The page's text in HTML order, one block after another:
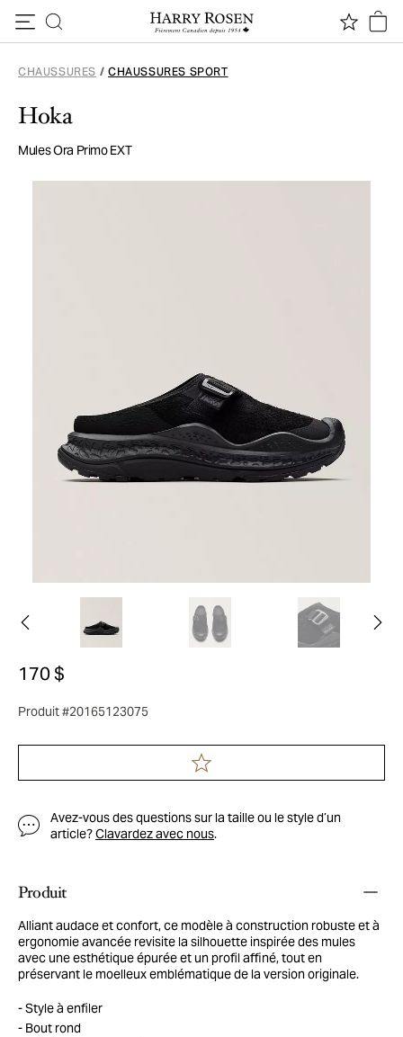
CHAUSSURES / CHAUSSURES SPORT
Hoka
Mules Ora Primo EXT
170 $
Produit #20165123075
Avez-vous des questions sur la taille ou le style d’un
article?Clavardez avec nous.
Produit
Alliant audace et confort, ce modèle à construction robuste et à
ergonomie avancée revisite la silhouette inspirée des mules
avec une esthétique épurée et un profil affiné, tout en
préservant le moelleux emblématique de la version originale.
Style à enfiler
Bout rond